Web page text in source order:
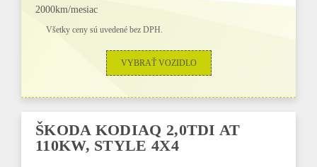
2000km/mesiac
Všetky ceny sú uvedené bez DPH.
VYBRAŤ VOZIDLO
ŠKODA KODIAQ 2,0TDI AT
110KW, STYLE 4X4